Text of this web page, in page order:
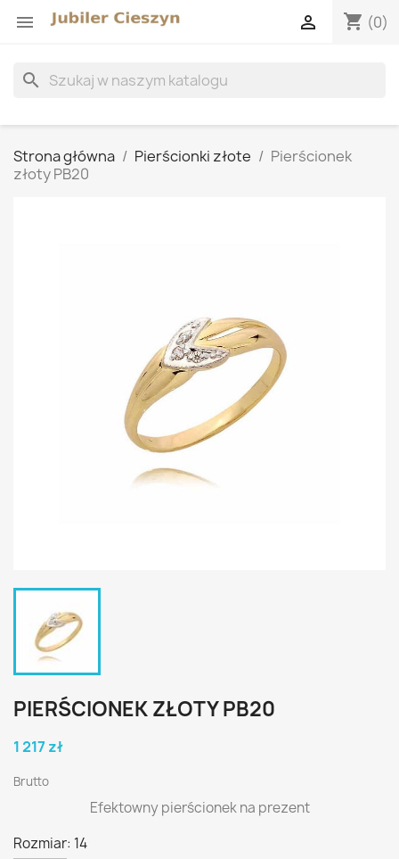
 shopping_cart (0)

search
Strona główna Pierścionki złote
Pierścionek
złoty PB20
PIERŚCIONEK ZŁOTY PB20
1 217 zł
Brutto
Efektowny pierścionek na prezent
Rozmiar: 14